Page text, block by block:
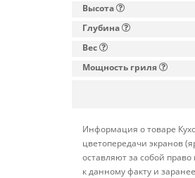
Высота
Глубина
Вес
Мощность гриля
Информация о товаре
цветопередачи экранов
оставляют за собой
к данному факту и